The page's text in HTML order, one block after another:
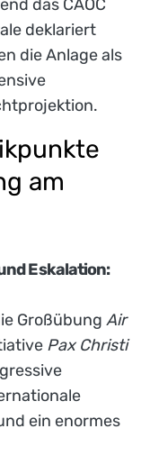
das CAOC
deklariert
die Anlage als
am
Eskalation:
Großübung Air
Pax Christi
ein enormes